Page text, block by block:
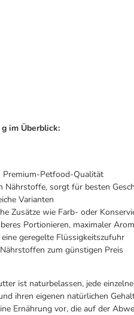
im Überblick:
Premium-Petfood-Qualität
Nährstoffe, sorgt für besten
Varianten
Zusätze wie Farb- oder
Portionieren, maximaler
geregelte Flüssigkeitszufuhr
zum günstigen Preis
ist naturbelassen, jede
ihren eigenen natürlichen
Ernährung vor, die auf der